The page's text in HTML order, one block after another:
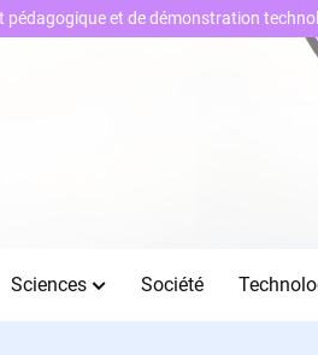
Sciences Société
pédagogique et de démonstration